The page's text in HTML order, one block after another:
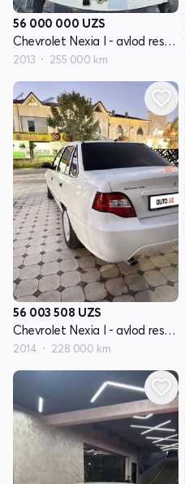
56 000 000 UZS
Chevrolet Nexia I - avlod restayling
2013 255 000 km
56 003 508 UZS
Chevrolet Nexia I - avlod restayling
2014 228 000 km